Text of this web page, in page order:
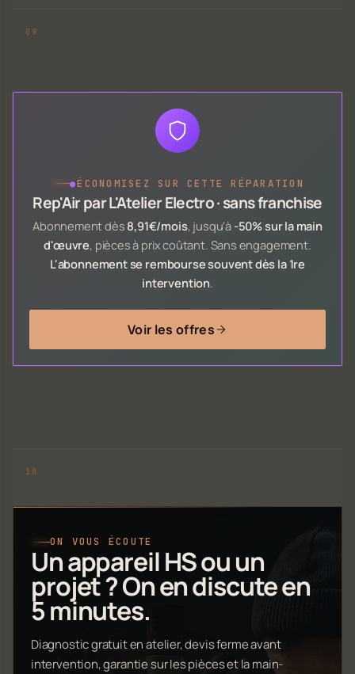
●ÉCONOMISEZ SUR CETTE RÉPARATION
Rep'Air par L'Atelier Electro · sans franchise
Abonnement dès 8,91€/mois, jusqu'à -50% sur la main
d'œuvre, pièces à prix coûtant. Sans engagement.
L'abonnement se rembourse souvent dès la 1re
intervention.
Voir les offres
ON VOUS ÉCOUTE
Un appareil HS ou un
projet ? On en discute en
5 minutes.
Diagnostic gratuit en atelier, devis ferme avant
intervention, garantie sur les pièces et la main-